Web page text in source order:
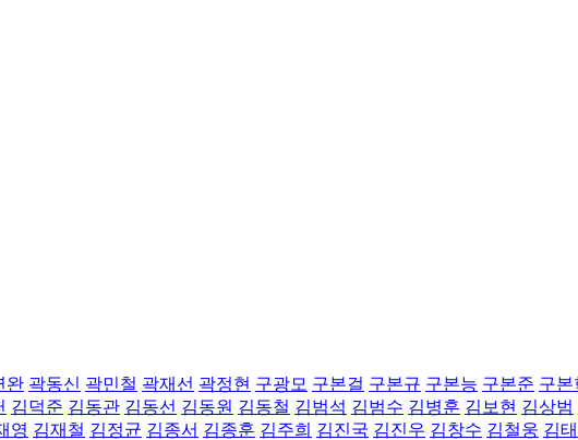
완 곽동신 곽민철 곽재선 곽정현 구광모 구본걸 구본규 구본능 구본준 구본
김덕준 김동관 김동선 김동원 김동철 김범석 김범수 김병훈 김보현 김상범
영 김재철 김정균 김종서 김종훈 김주희 김진국 김진우 김창수 김철웅 김